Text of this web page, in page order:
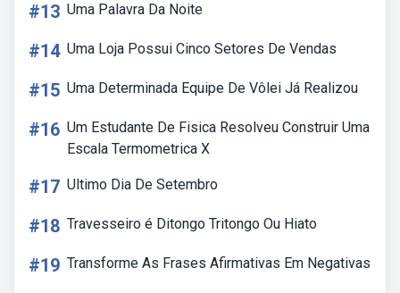
#13 Uma Palavra Da Noite
#14 Uma Loja Possui Cinco Setores De Vendas
#15 Uma Determinada Equipe De Vôlei Já Realizou
#16 Um Estudante De Fisica Resolveu Construir Uma
Escala Termometrica X
#17 Ultimo Dia De Setembro
#18 Travesseiro é Ditongo Tritongo Ou Hiato
#19 Transforme As Frases Afirmativas Em Negativas